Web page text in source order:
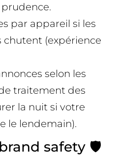
prudence.
par appareil si les
chutent (expérience
selon les
traitement des
la nuit si votre
le lendemain).
safety 🛡️